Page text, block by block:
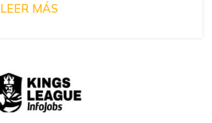
LEER MÁS